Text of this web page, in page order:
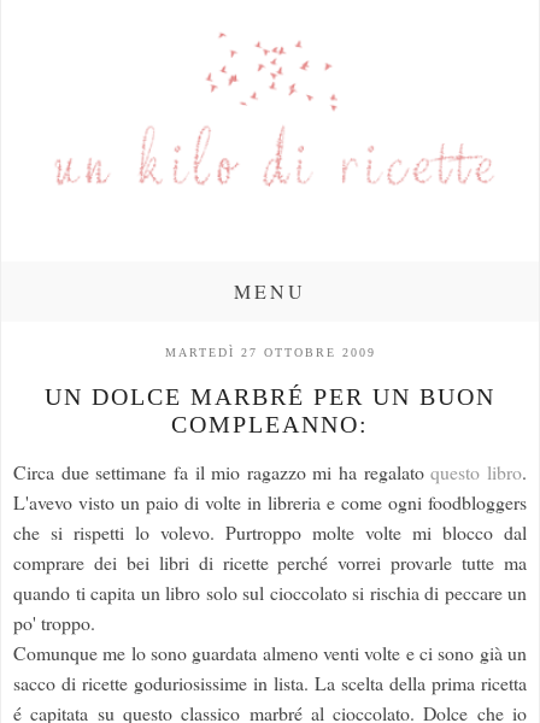
MENU
MARTEDÌ 27 OTTOBRE 2009
UN DOLCE MARBRÉ PER UN BUON
COMPLEANNO:
Circa due settimane fa il mio ragazzo mi ha regalatoquesto libro.
L'avevo visto un paio di volte in libreria e come ogni foodbloggers
che si rispetti lo volevo. Purtroppo molte volte mi blocco dal
comprare dei bei libri di ricette perché vorrei provarle tutte ma
quando ti capita un libro solo sul cioccolato si rischia di peccare un
po' troppo.
Comunque me lo sono guardata almeno venti volte e ci sono già un
sacco di ricette goduriosissime in lista. La scelta della prima ricetta
é capitata su questo classico marbré al cioccolato. Dolce che io